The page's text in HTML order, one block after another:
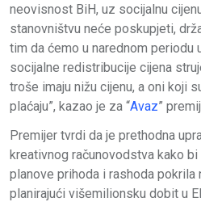
neovisnost BiH, uz socijalnu
stanovništvu neće poskupjeti,
tim da ćemo u narednom periodu
socijalne redistribucije cijena
troše imaju nižu cijenu, a oni koji
plaćaju”, kazao je za “Avaz”
Premijer tvrdi da je prethodna
kreativnog računovodstva kako
planove prihoda i rashoda pokrila
planirajući višemilionsku dobit u